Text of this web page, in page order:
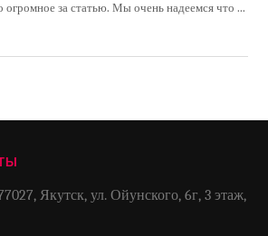
огромное за статью. Мы очень надеемся что ...
Якутск, ул. Ойунского, 6г, 3 этаж,